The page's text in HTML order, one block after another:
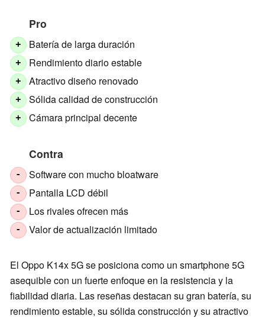
Pro
+ Batería de larga duración
+ Rendimiento diario estable
+ Atractivo diseño renovado
+ Sólida calidad de construcción
+ Cámara principal decente
Contra
- Software con mucho bloatware
- Pantalla LCD débil
- Los rivales ofrecen más
- Valor de actualización limitado
El Oppo K14x 5G se posiciona como un smartphone 5G
asequible con un fuerte enfoque en la resistencia y la
fiabilidad diaria. Las reseñas destacan su gran batería, su
rendimiento estable, su sólida construcción y su atractivo